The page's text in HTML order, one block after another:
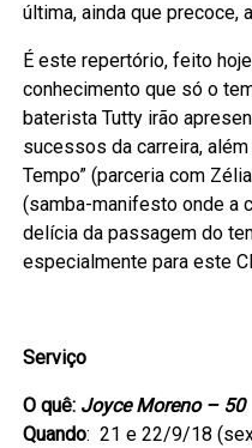
última, ainda que precoce,
É este repertório, feito
conhecimento que só o
baterista Tutty irão
sucessos da carreira,
Tempo” (parceria com
(samba-manifesto onde a
delícia da passagem do
especialmente para este
Serviço
O quê: Joyce Moreno – 50
Quando: 21 e 22/9/18